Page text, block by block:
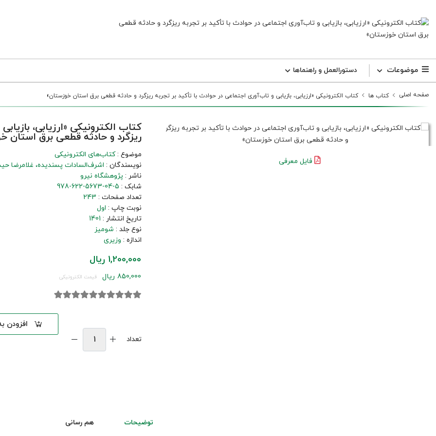
موضوعات دستورالعمل و راهنما‌ها
صفحه اصلی کتاب ها کتاب الکترونیکی «ارزیابی، بازیابی و تاب‌آوری اجتماعی در حوادث با تأکید بر تجربه ریزگرد و حادثه قطعی برق استان خوزستان»
فایل معرفی
کتاب الکترونیکی «ارزیابی،
ریزگرد و حادثه قطعی برق استان
موضوع :کتاب‌های الکترونیکی
نویسندگان : اشرف‌السادات پسندیده غلامرضا
ناشر : پژوهشگاه نیرو
شابک : 978-622-5673-04-5
تعداد صفحات : 243
نوبت چاپ : اول
تاریخ انتشار : 1401
نوع جلد : شومیز
اندازه : وزیری
1,200,000 ریال
850,000 ریال قیمت الکترونیکی
تعداد
افزودن
توضیحات هم رسانی